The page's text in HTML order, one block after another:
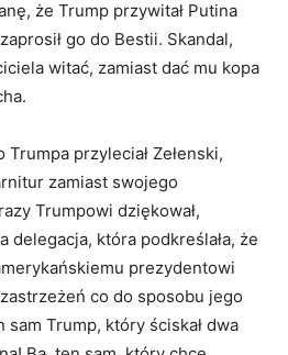
że Trump przywitał Putina
go do Bestii. Skandal,
witać, zamiast dać mu kopa
przyleciał Zełenski,
zamiast swojego
Trumpowi dziękował,
delegacja, która podkreślała, że
prezydentowi
co do sposobu jego
Trump, który ściskał dwa